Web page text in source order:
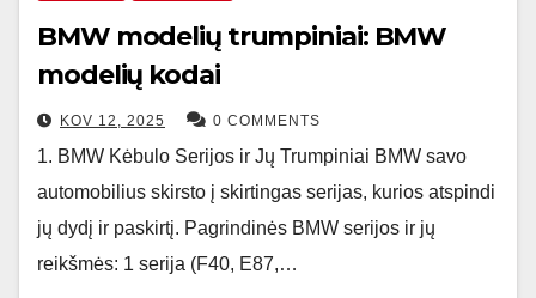
BMW modelių trumpiniai: BMW
modelių kodai
KOV 12, 2025 0 COMMENTS
1. BMW Kėbulo Serijos ir Jų Trumpiniai BMW savo
automobilius skirsto į skirtingas serijas, kurios atspindi
jų dydį ir paskirtį. Pagrindinės BMW serijos ir jų
reikšmės: 1 serija (F40, E87,…